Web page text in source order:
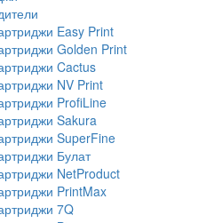
Easy Print
Golden Print
Cactus
NV Print
ProfiLine
Sakura
SuperFine
Булат
NetProduct
PrintMax
7Q